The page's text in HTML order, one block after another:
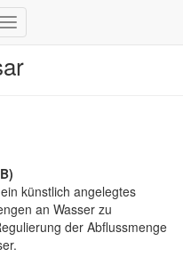
Navigation
künstlich angelegtes
an Wasser zu
der Abflussmenge